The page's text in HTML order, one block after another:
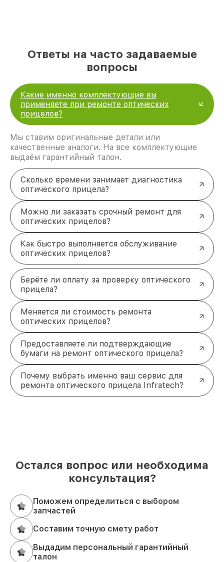
Ответы на часто задаваемые
вопросы
Какие именно комплектующие вы
применяете при ремонте оптических
прицелов?
Мы ставим оригинальные детали или
качественные аналоги. На все комплектующие
выдаём гарантийный талон.
Сколько времени занимает диагностика
оптического прицела?
Можно ли заказать срочный ремонт для
оптических прицелов?
Как быстро выполняется обслуживание
оптических прицелов?
Берёте ли оплату за проверку оптического
прицела?
Меняется ли стоимость ремонта
оптических прицелов?
Предоставляете ли подтверждающие
бумаги на ремонт оптического прицела?
Почему выбрать именно ваш сервис для
ремонта оптического прицела Infratech?
Остался вопрос или необходима
консультация?
Поможем определиться с выбором
запчастей
Составим точную смету работ
Выдадим персональный гарантийный
талон